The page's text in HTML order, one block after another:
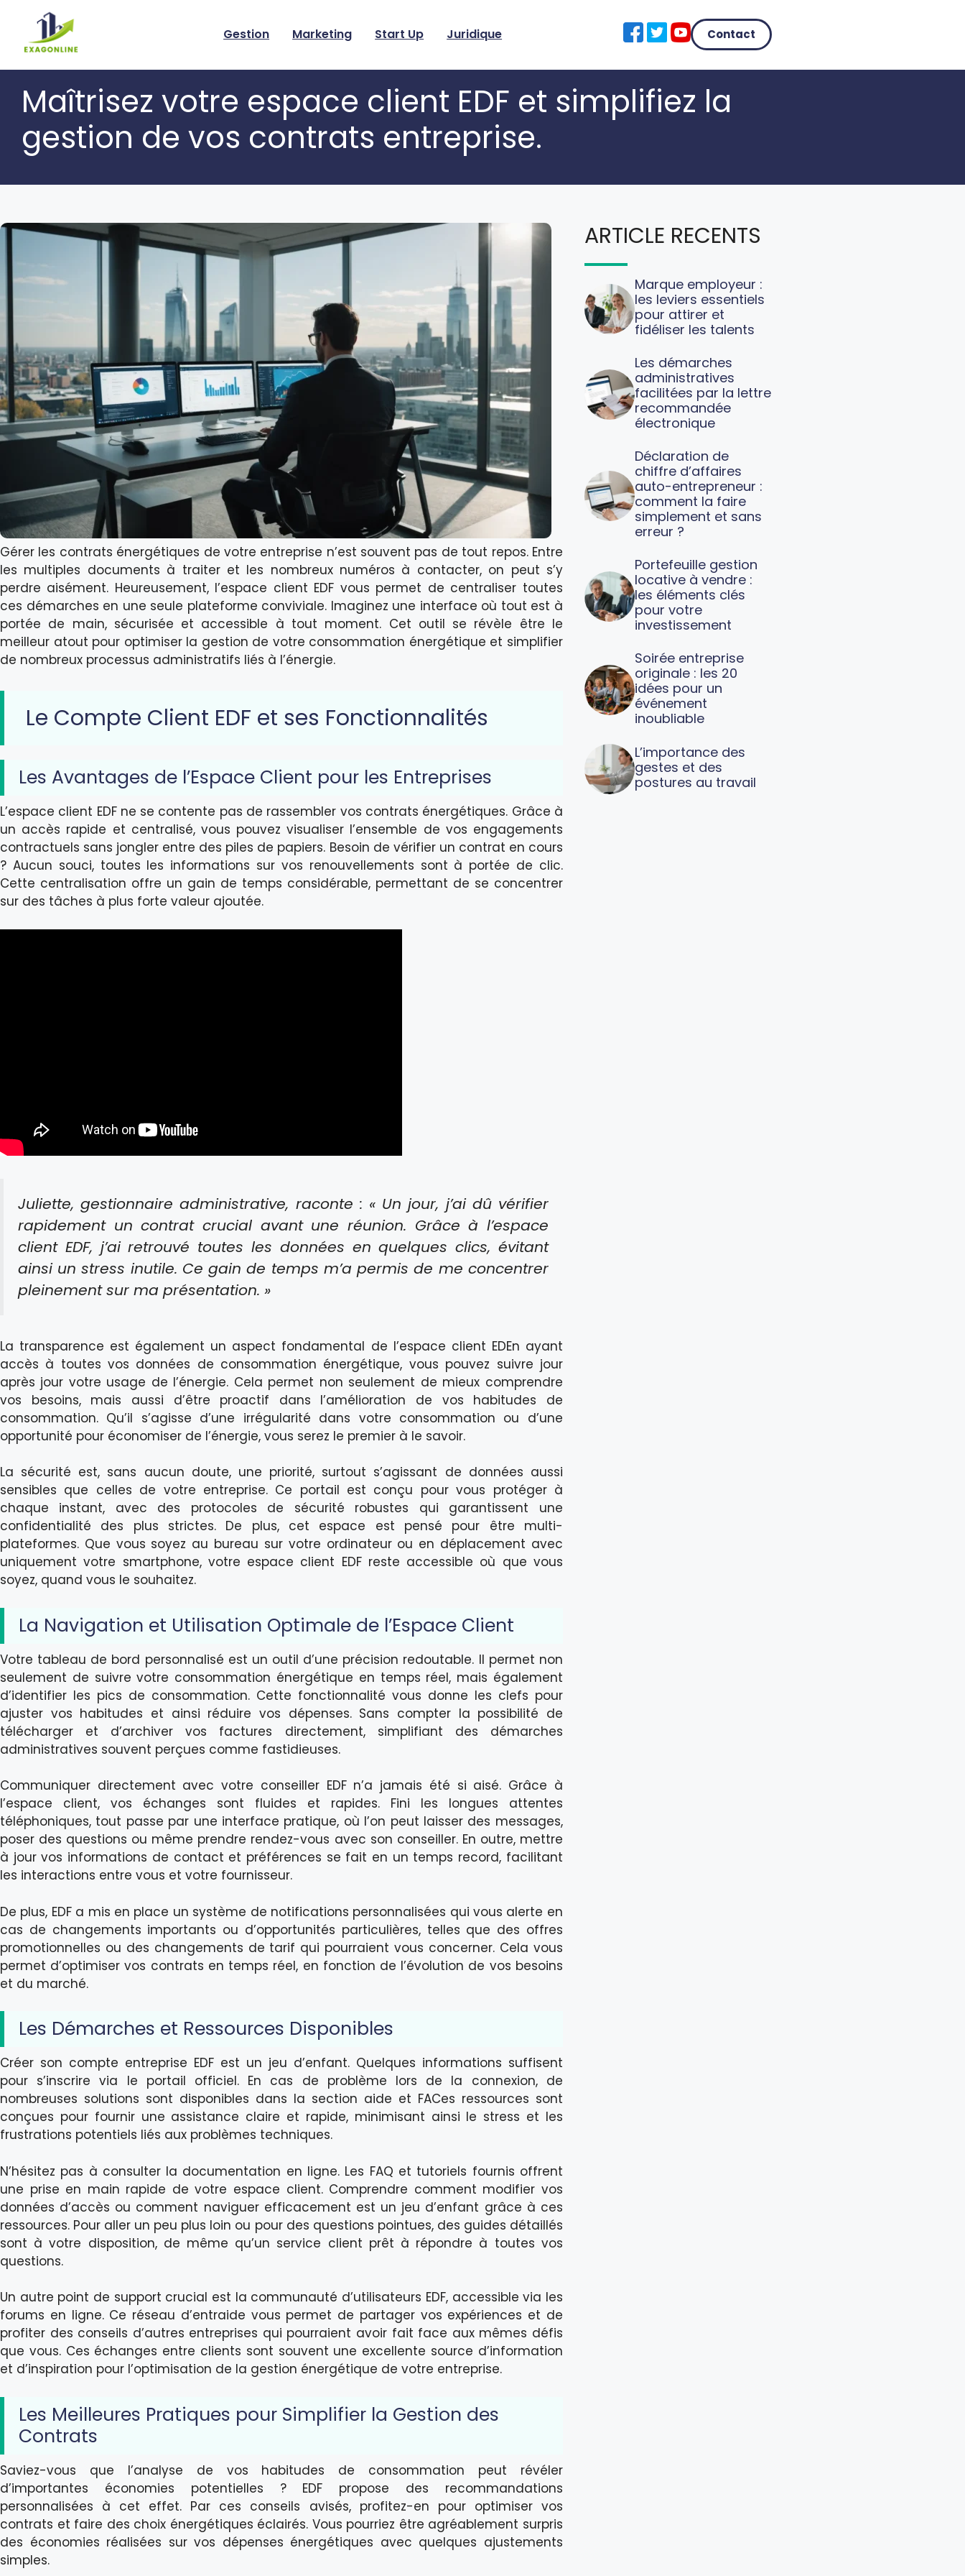
content
Gestion Marketing Start Up Juridique Contact
Maîtrisez votre espace client EDF et simplifiez la
gestion de vos contrats entreprise.
Gérer les contrats énergétiques de votre entreprise n’est souvent pas de tout repos. Entre
les multiples documents à traiter et les nombreux numéros à contacter, on peut s’y
perdre aisément. Heureusement, l’espace client EDF vous permet de centraliser toutes
ces démarches en une seule plateforme conviviale. Imaginez une interface où tout est à
portée de main, sécurisée et accessible à tout moment. Cet outil se révèle être le
meilleur atout pour optimiser la gestion de votre consommation énergétique et simplifier
de nombreux processus administratifs liés à l’énergie.
Le Compte Client EDF et ses Fonctionnalités
Les Avantages de l’Espace Client pour les Entreprises
L’espace client EDF ne se contente pas de rassembler vos contrats énergétiques. Grâce à
un accès rapide et centralisé, vous pouvez visualiser l’ensemble de vos engagements
contractuels sans jongler entre des piles de papiers. Besoin de vérifier un contrat en cours
? Aucun souci, toutes les informations sur vos renouvellements sont à portée de clic.
Cette centralisation offre un gain de temps considérable, permettant de se concentrer
sur des tâches à plus forte valeur ajoutée.
Juliette, gestionnaire administrative, raconte : « Un jour, j’ai dû vérifier
rapidement un contrat crucial avant une réunion. Grâce à l’espace
client EDF, j’ai retrouvé toutes les données en quelques clics, évitant
ainsi un stress inutile. Ce gain de temps m’a permis de me concentrer
pleinement sur ma présentation. »
La transparence est également un aspect fondamental de l’espace client EDEn ayant
accès à toutes vos données de consommation énergétique, vous pouvez suivre jour
après jour votre usage de l’énergie. Cela permet non seulement de mieux comprendre
vos besoins, mais aussi d’être proactif dans l’amélioration de vos habitudes de
consommation. Qu’il s’agisse d’une irrégularité dans votre consommation ou d’une
opportunité pour économiser de l’énergie, vous serez le premier à le savoir.
La sécurité est, sans aucun doute, une priorité, surtout s’agissant de données aussi
sensibles que celles de votre entreprise. Ce portail est conçu pour vous protéger à
chaque instant, avec des protocoles de sécurité robustes qui garantissent une
confidentialité des plus strictes. De plus, cet espace est pensé pour être multi-
plateformes. Que vous soyez au bureau sur votre ordinateur ou en déplacement avec
uniquement votre smartphone, votre espace client EDF reste accessible où que vous
soyez, quand vous le souhaitez.
La Navigation et Utilisation Optimale de l’Espace Client
Votre tableau de bord personnalisé est un outil d’une précision redoutable. Il permet non
seulement de suivre votre consommation énergétique en temps réel, mais également
d’identifier les pics de consommation. Cette fonctionnalité vous donne les clefs pour
ajuster vos habitudes et ainsi réduire vos dépenses. Sans compter la possibilité de
télécharger et d’archiver vos factures directement, simplifiant des démarches
administratives souvent perçues comme fastidieuses.
Communiquer directement avec votre conseiller EDF n’a jamais été si aisé. Grâce à
l’espace client, vos échanges sont fluides et rapides. Fini les longues attentes
téléphoniques, tout passe par une interface pratique, où l’on peut laisser des messages,
poser des questions ou même prendre rendez-vous avec son conseiller. En outre, mettre
à jour vos informations de contact et préférences se fait en un temps record, facilitant
les interactions entre vous et votre fournisseur.
De plus, EDF a mis en place un système de notifications personnalisées qui vous alerte en
cas de changements importants ou d’opportunités particulières, telles que des offres
promotionnelles ou des changements de tarif qui pourraient vous concerner. Cela vous
permet d’optimiser vos contrats en temps réel, en fonction de l’évolution de vos besoins
et du marché.
Les Démarches et Ressources Disponibles
Créer son compte entreprise EDF est un jeu d’enfant. Quelques informations suffisent
pour s’inscrire via le portail officiel. En cas de problème lors de la connexion, de
nombreuses solutions sont disponibles dans la section aide et FACes ressources sont
conçues pour fournir une assistance claire et rapide, minimisant ainsi le stress et les
frustrations potentiels liés aux problèmes techniques.
N’hésitez pas à consulter la documentation en ligne. Les FAQ et tutoriels fournis offrent
une prise en main rapide de votre espace client. Comprendre comment modifier vos
données d’accès ou comment naviguer efficacement est un jeu d’enfant grâce à ces
ressources. Pour aller un peu plus loin ou pour des questions pointues, des guides détaillés
sont à votre disposition, de même qu’un service client prêt à répondre à toutes vos
questions.
Un autre point de support crucial est la communauté d’utilisateurs EDF, accessible via les
forums en ligne. Ce réseau d’entraide vous permet de partager vos expériences et de
profiter des conseils d’autres entreprises qui pourraient avoir fait face aux mêmes défis
que vous. Ces échanges entre clients sont souvent une excellente source d’information
et d’inspiration pour l’optimisation de la gestion énergétique de votre entreprise.
Les Meilleures Pratiques pour Simplifier la Gestion des
Contrats
Saviez-vous que l’analyse de vos habitudes de consommation peut révéler
d’importantes économies potentielles ? EDF propose des recommandations
personnalisées à cet effet. Par ces conseils avisés, profitez-en pour optimiser vos
contrats et faire des choix énergétiques éclairés. Vous pourriez être agréablement surpris
des économies réalisées sur vos dépenses énergétiques avec quelques ajustements
simples.
ARTICLE RECENTS
Marque employeur :
les leviers essentiels
pour attirer et
fidéliser les talents
Les démarches
administratives
facilitées par la lettre
recommandée
électronique
Déclaration de
chiffre d’affaires
auto-entrepreneur :
comment la faire
simplement et sans
erreur ?
Portefeuille gestion
locative à vendre :
les éléments clés
pour votre
investissement
Soirée entreprise
originale : les 20
idées pour un
événement
inoubliable
L’importance des
gestes et des
postures au travail